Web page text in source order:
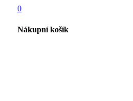
0
Nákupní košík